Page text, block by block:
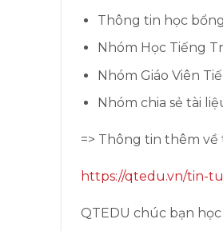
Thông tin học
Nhóm Học Tiếng
Nhóm Giáo Viên
Nhóm chia sẻ tài
=> Thông tin thêm về
https://qtedu.vn/tin-
QTEDU chúc bạn